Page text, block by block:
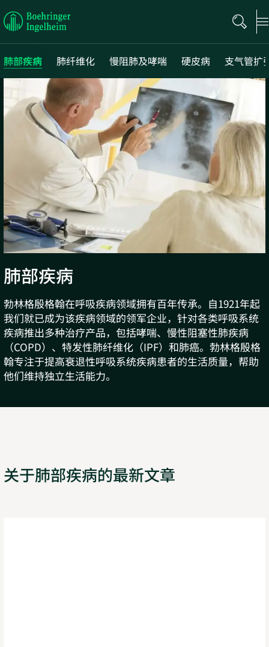
Boehringer
Ingelheim
肺部疾病
肺纤维化 慢阻肺及哮喘 硬皮病 支气管扩
Next
肺部疾病
勃林格殷格翰在呼吸疾病领域拥有百年传承。自1921年起
我们就已成为该疾病领域的领军企业，针对各类呼吸系统
疾病推出多种治疗产品，包括哮喘、慢性阻塞性肺疾病
（COPD）、特发性肺纤维化（IPF）和肺癌。勃林格殷格
翰专注于提高衰退性呼吸系统疾病患者的生活质量，帮助
他们维持独立生活能力。
关于肺部疾病的最新文章